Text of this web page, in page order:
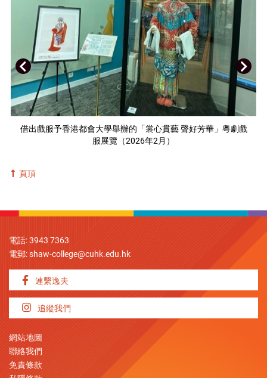
借出戲服予香港都會大學舉辦的「裳心貫藝 聲好芳華」粵劇戲
服展覽（2026年2月）
上
一
頁
下
一
頁
頁頂
電話: 3943 7363
電郵:shaw-college@cuhk.edu.hk
連繫逸夫
追縱我們
網站地圖
聯絡我們
免責條款